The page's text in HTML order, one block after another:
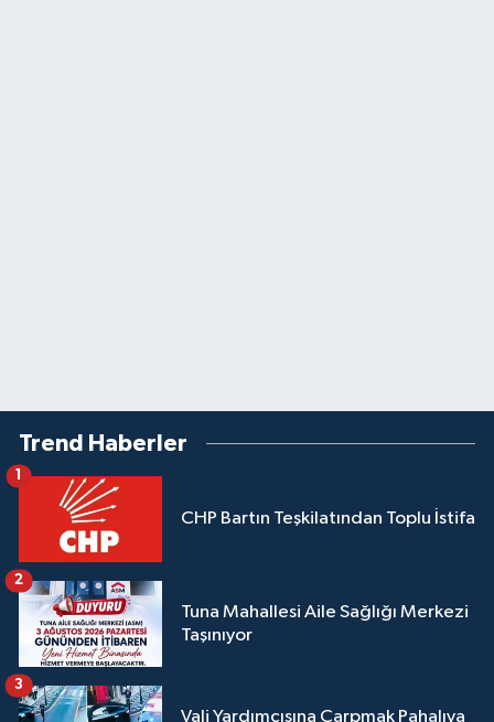
Trend Haberler
CHP Bartın Teşkilatından Toplu İstifa
1
Tuna Mahallesi Aile Sağlığı Merkezi
Taşınıyor
2
Vali Yardımcısına Çarpmak Pahalıya
3